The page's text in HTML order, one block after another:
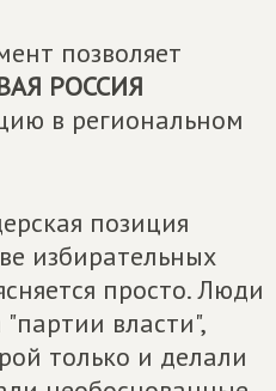
позволяет
РОССИЯ
в региональном
позиция
избирательных
просто. Люди
власти",
только и делали